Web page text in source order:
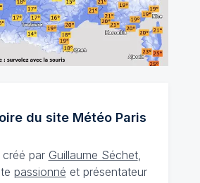
du site MétéoParis
par Guillaume Séchet,
passionné et présentateur